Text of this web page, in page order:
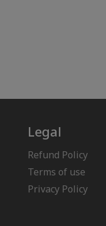
Legal
Refund Policy
Terms of use
Privacy Policy